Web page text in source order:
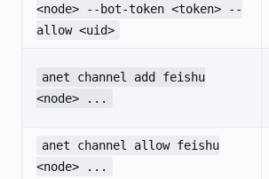
<node> --bot-token <token> --
allow <uid>
anet channel add feishu
<node> ...
anet channel allow feishu
<node> ...